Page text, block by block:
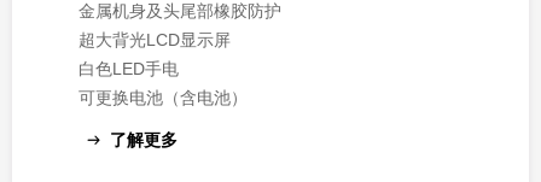
金属机身及头尾部橡胶防护
超大背光LCD显示屏
白色LED手电
可更换电池（含电池）
ꁹ 了解更多